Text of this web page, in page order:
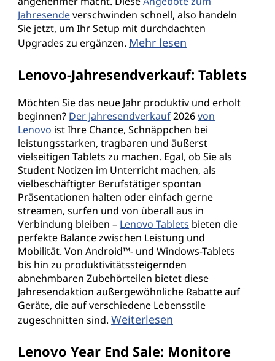
Jahresendeverschwinden schnell, also handeln
Sie jetzt, um Ihr Setup mit durchdachten
Upgrades zu ergänzen. Mehr lesen
Lenovo-Jahresendverkauf: Tablets
Möchten Sie das neue Jahr produktiv und erholt
beginnen? Der Jahresendverkauf2026von
Lenovo ist Ihre Chance, Schnäppchen bei
leistungsstarken, tragbaren und äußerst
vielseitigen Tablets zu machen. Egal, ob Sie als
Student Notizen im Unterricht machen, als
vielbeschäftigter Berufstätiger spontan
Präsentationen halten oder einfach gerne
streamen, surfen und von überall aus in
Verbindung bleiben – Lenovo Tablets bieten die
perfekte Balance zwischen Leistung und
Mobilität. Von Android™- und Windows-Tablets
bis hin zu produktivitätssteigernden
abnehmbaren Zubehörteilen bietet diese
Jahresendaktion außergewöhnliche Rabatte auf
Geräte, die auf verschiedene Lebensstile
zugeschnitten sind. Weiterlesen
Lenovo Year End Sale: Monitore